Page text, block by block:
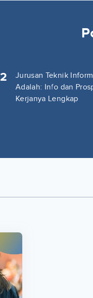
2
Jurusan Teknik
Adalah: Info dan
Kerjanya Lengkap